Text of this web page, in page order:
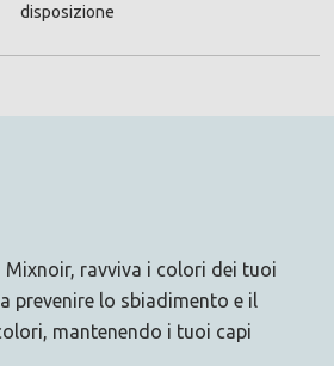
disposizione
ravviva i colori dei tuoi
prevenire lo sbiadimento e il
mantenendo i tuoi capi